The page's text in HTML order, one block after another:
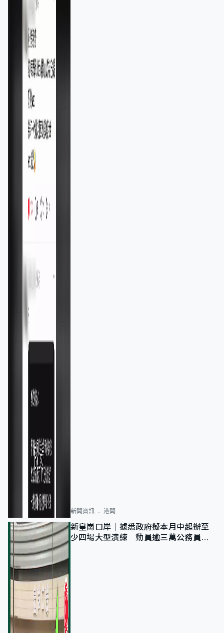
新聞資訊 港聞
新皇崗口岸｜據悉政府擬本月中起辦至
少四場大型演練 動員逾三萬公務員人